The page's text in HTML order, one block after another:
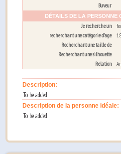
Buveur
DÉTAILS DE LA PERSONNE
Je recherche un
recherchant une catégorie d’age
Recherchant une taille de
Recherchant une silhouette
Relation
Description:
To be added
Description de la personne idéale:
To be added